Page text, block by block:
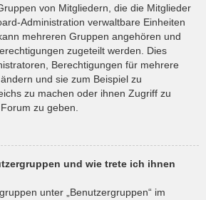
von Mitgliedern, die die Mitglieder
Administration verwaltbare Einheiten
mehreren Gruppen angehören und
zugeteilt werden. Dies
Berechtigungen für mehrere
und sie zum Beispiel zu
zu machen oder ihnen Zugriff zu
zu geben.
und wie trete ich ihnen
unter „Benutzergruppen“ im